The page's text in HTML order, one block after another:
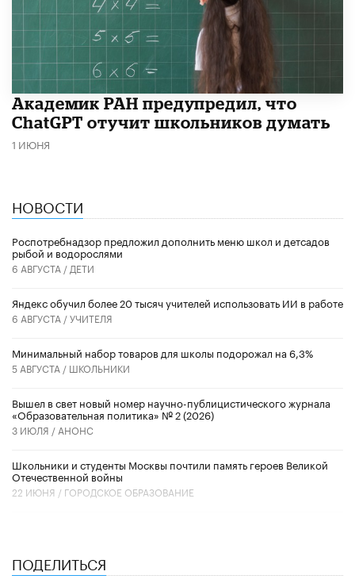
Академик РАН предупредил, что
ChatGPT отучит школьников думать
1 ИЮНЯ
НОВОСТИ
Роспотребнадзор предложил дополнить меню школ и детсадов
рыбой и водорослями
6 АВГУСТА / ДЕТИ
​Яндекс обучил более 20 тысяч учителей использовать ИИ в работе
6 АВГУСТА /УЧИТЕЛЯ
Минимальный набор товаров для школы подорожал на 6,3%
5 АВГУСТА / ШКОЛЬНИКИ
Вышел в свет новый номер научно-публицистического журнала
«Образовательная политика» № 2 (2026)
3 ИЮЛЯ / АНОНС
Школьники и студенты Москвы почтили память героев Великой
Отечественной войны
22 ИЮНЯ / ГОРОДСКОЕ ОБРАЗОВАНИЕ
ПОДЕЛИТЬСЯ